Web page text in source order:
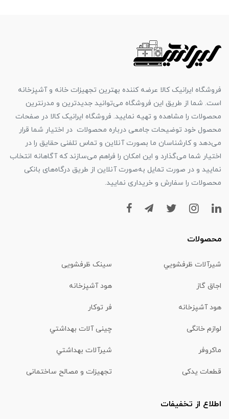
فروشگاه ایرانیک کالا عرضه کننده بهترین تجهیزات خانه و آشپزخانه
است. شما از طریق این فروشگاه می‌توانید جدیدترین و مدرنترین
محصولات را مشاهده و تهیه نمایید. فروشگاه ایرانیک کالا در صفحات
محصول خود توضیحات جامعی درباره محصولات در اختیار شما قرار
می‌دهد و کارشناسان ما بصورت آنلاین و تماس تلفنی حقایق را در
اختیار شما می‌گذارد و این امکان را فراهم می‌سازند که آگاهانه انتخاب
نمایید و در صورت تمایل به‌صورت آنلاین از طریق درگاه‌های بانکی
محصولات را سفارش و خریداری نمایید.
محصولات
شیرآلات ظرفشويي سینک ظرفشویی
اجاق گاز هود آشپزخانه
هود آشپزخانه فر توکار
لوازم خانگی چینی آلات بهداشتي
ماكروفر شیرآلات بهداشتي
قطعات یدکی تجهیزات و مصالح ساختمانی
اطلاع از تخفیفات